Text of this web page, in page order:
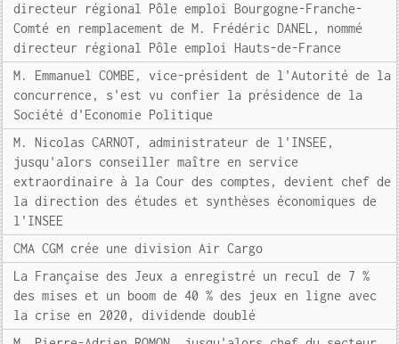
directeur régional Pôle emploi Bourgogne-Franche-
Comté en remplacement de M. Frédéric DANEL, nommé
directeur régional Pôle emploi Hauts-de-France
M. Emmanuel COMBE, vice-président de l'Autorité de la
concurrence, s'est vu confier la présidence de la
Société d'Economie Politique
M. Nicolas CARNOT, administrateur de l'INSEE,
jusqu'alors conseiller maître en service
extraordinaire à la Cour des comptes, devient chef de
la direction des études et synthèses économiques de
l'INSEE
CMA CGM crée une division Air Cargo
La Française des Jeux a enregistré un recul de 7 %
des mises et un boom de 40 % des jeux en ligne avec
la crise en 2020, dividende doublé